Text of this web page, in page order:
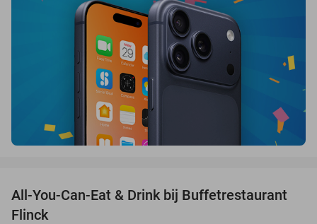
33%
All-You-Can-Eat & Drink bij Buffetrestaurant
Flinck